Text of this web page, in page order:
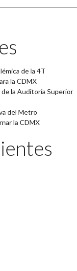
de la 4T
la CDMX
la Auditoría Superior
del Metro
la CDMX